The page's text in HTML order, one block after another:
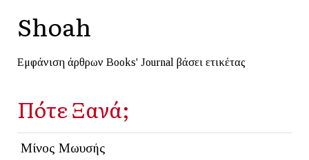
Shoah
Εμφάνιση άρθρων Books' Journal βάσει ετικέτας
Πότε Ξανά;
Μίνος Μωυσής